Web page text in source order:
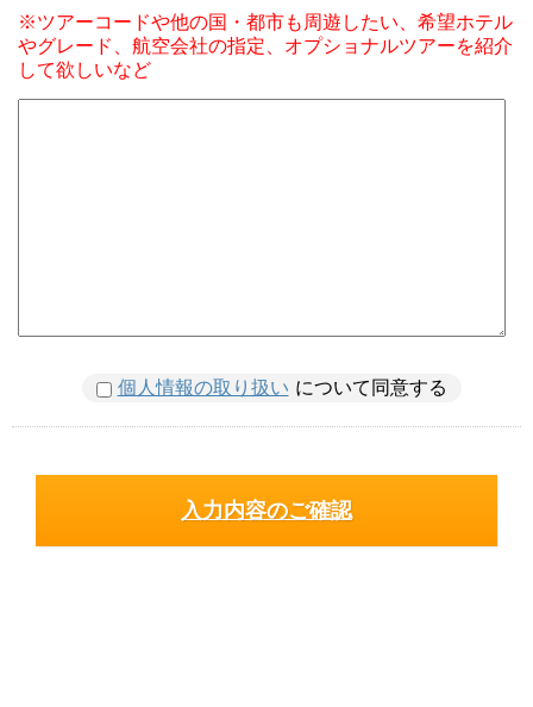
※ツアーコードや他の国・都市も周遊したい、希望ホテル
やグレード、航空会社の指定、オプショナルツアーを紹介
して欲しいなど
個人情報の取り扱い について同意する